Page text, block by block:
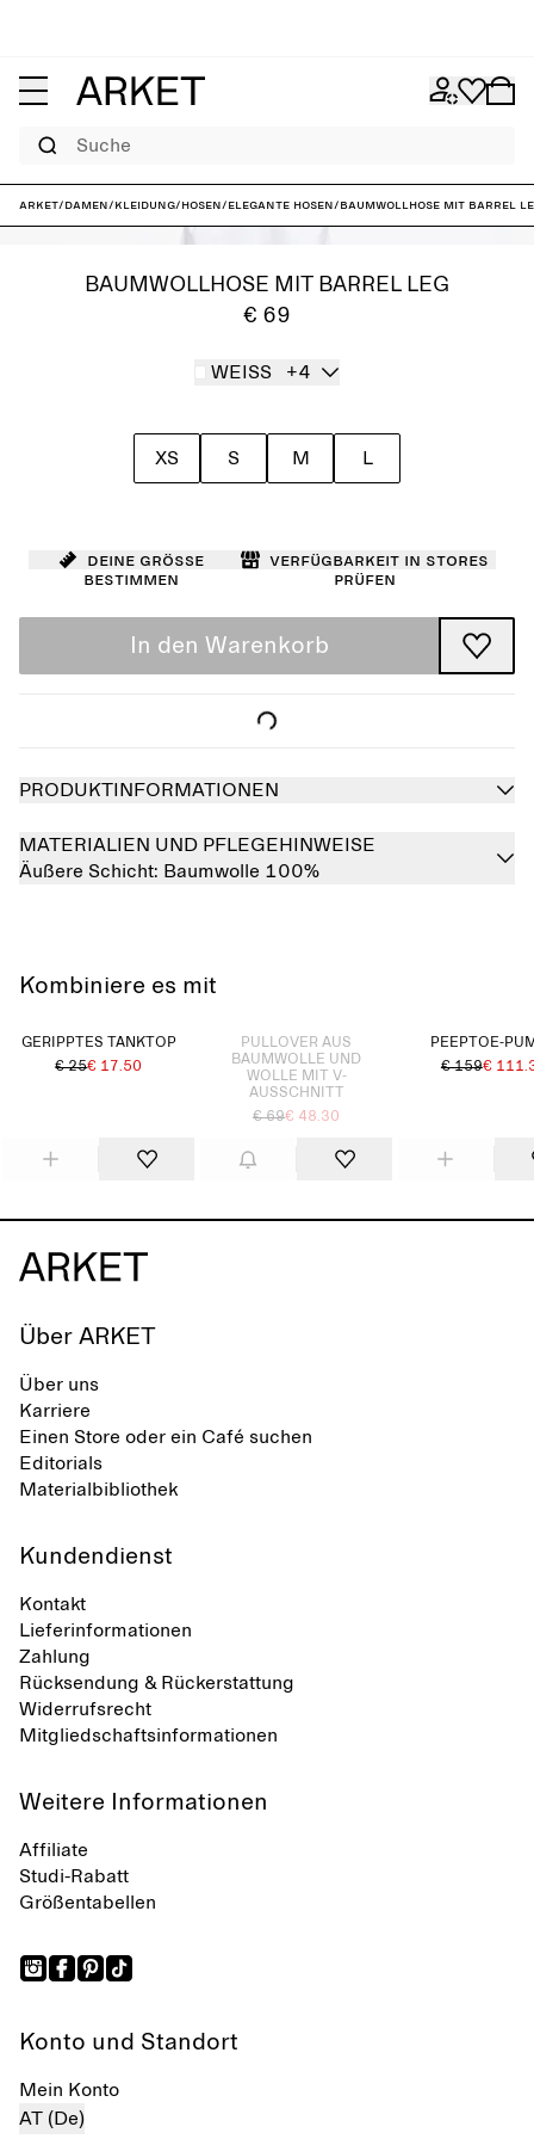
Suche
ARKET/Damen/Kleidung/Hosen/Elegante Hosen/Baumwollhose mit Barrel
BAUMWOLLHOSE MIT BARREL LEG
€ 69
WEISS +4
XS S M L
Deine Größe
bestimmen
Verfügbarkeit in Stores
prüfen
In den Warenkorb
PRODUKTINFORMATIONEN
MATERIALIEN UND PFLEGEHINWEISE
Äußere Schicht: Baumwolle 100%
Kombiniere es mit
GERIPPTES TANKTOP
€ 25€ 17.50
PULLOVER AUS
BAUMWOLLE UND
WOLLE MIT V-
AUSSCHNITT
€ 69€ 48.30
PEEPTOE-
€ 159€
Über ARKET
Über uns
Karriere
Einen Store oder ein Café suchen
Editorials
Materialbibliothek
Kundendienst
Kontakt
Lieferinformationen
Zahlung
Rücksendung & Rückerstattung
Widerrufsrecht
Mitgliedschaftsinformationen
Weitere Informationen
Affiliate
Studi-Rabatt
Größentabellen
Konto und Standort
Mein Konto
AT (De)